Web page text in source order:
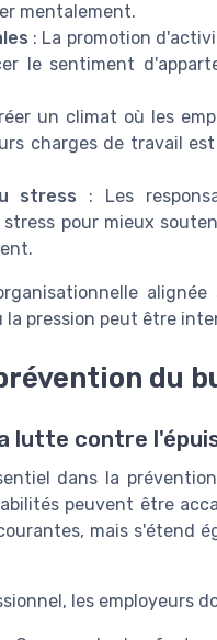
mentalement.
: La promotion
le sentiment
un climat où les
charges de travail
stress : Les
pour mieux
pression peut être
du
lutte contre
dans la
peuvent être
mais s'étend
les employeurs